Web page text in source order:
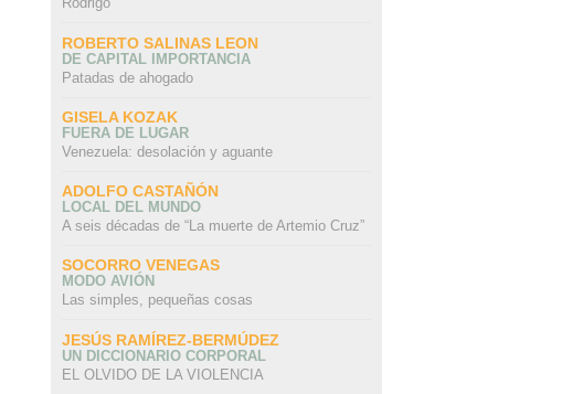
ROBERTO SALINAS LEON
DE CAPITAL IMPORTANCIA
Patadas de ahogado
GISELA KOZAK
FUERA DE LUGAR
Venezuela: desolación y aguante
ADOLFO CASTAÑÓN
LOCAL DEL MUNDO
A seis décadas de “La muerte de Artemio Cruz”
SOCORRO VENEGAS
MODO AVIÓN
Las simples, pequeñas cosas
JESÚS RAMÍREZ-BERMÚDEZ
UN DICCIONARIO CORPORAL
EL OLVIDO DE LA VIOLENCIA